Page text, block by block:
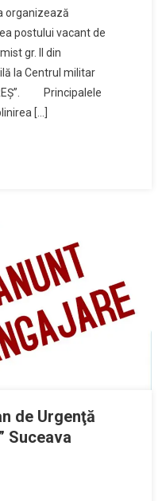
organizează
postului vacant de
gr. II din
la Centrul militar
Principalele
[…]
de Urgenţă
Suceava